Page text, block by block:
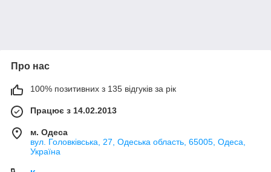
Про нас
100% позитивних з 135 відгуків за рік
Працює з 14.02.2013
м. Одеса
вул. Головківська, 27, Одеська область, 65005, Одеса,
Україна